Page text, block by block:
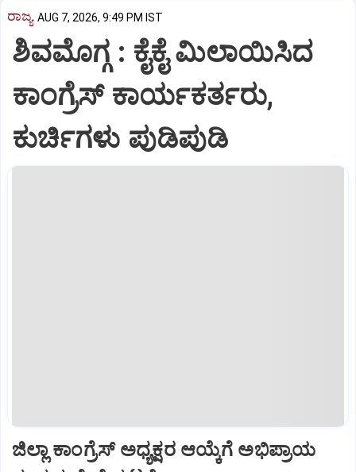
ರಾಜ್ಯ AUG 7, 2026, 9:49 PM IST
ಶಿವಮೊಗ್ಗ : ಕೈಕೈ ಮಿಲಾಯಿಸಿದ
ಕಾಂಗ್ರೆಸ್ ಕಾರ್ಯಕರ್ತರು,
ಕುರ್ಚಿಗಳು ಪುಡಿಪುಡಿ
ಜಿಲ್ಲಾ ಕಾಂಗ್ರೆಸ್ ಅಧ್ಯಕ್ಷರ ಆಯ್ಕೆಗೆ ಅಭಿಪ್ರಾಯ